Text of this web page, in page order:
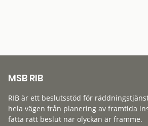
MSB RIB
RIB är ett beslutsstöd för
hela vägen från planering av framtida
fatta rätt beslut när olyckan är framme.